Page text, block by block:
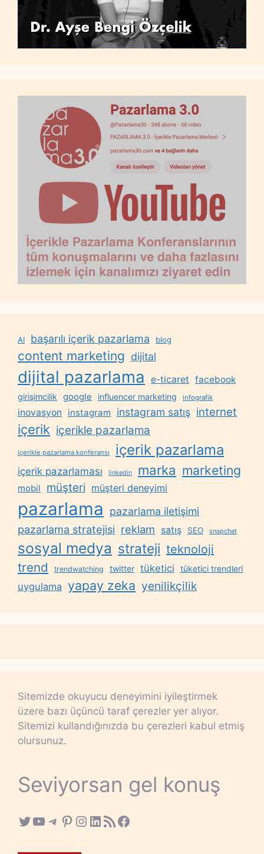
AI başarılı içerik pazarlama blog
content marketing dijital
dijital pazarlama e-ticaret facebook
girişimcilik google influencer marketing infografik
inovasyon instagram instagram satış internet
içerik içerikle pazarlama
içerikle pazarlama konferansı içerik pazarlama
içerik pazarlaması linkedin marka marketing
mobil müşteri müşteri deneyimi
pazarlama
pazarlama iletişimi
pazarlama stratejisi reklam satış SEO snapchat
sosyal medya strateji teknoloji
trend trendwatching twitter tüketici tüketici trendleri
uygulama yapay zeka yenilikçilik
Sitemizde okuyucu deneyimini iyileştirmek
üzere bazı üçüncü taraf çerezler yer alıyor.
Sitemizi kullandığınızda bu çerezleri kabul etmiş
olursunuz.
Seviyorsan gel konuş
Twitter
YouTube
Telegram
Pinterest
Instagram
LinkedIn
RSS FeedFacebook